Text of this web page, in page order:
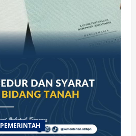
PEMERINTAH